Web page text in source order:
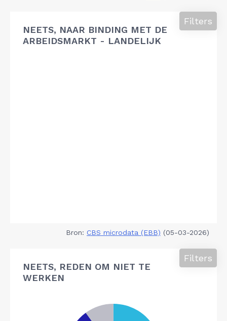
NEETS, NAAR BINDING MET DE
ARBEIDSMARKT - LANDELIJK
Filters
Bron: CBS microdata (EBB) (05-03-2026)
NEETS, REDEN OM NIET TE
WERKEN
Filters